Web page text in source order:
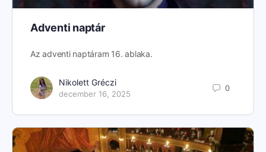
Adventi naptár
Az adventi naptáram 16. ablaka.
Nikolett Gréczi
december 16, 2025
0